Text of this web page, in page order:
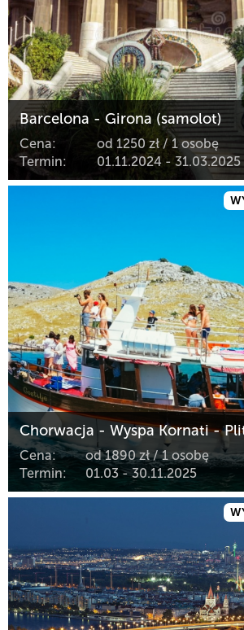
Barcelona - Girona (samolot)
Cena:
od 1250 zł / 1 osobę
Termin:
01.11.2024 - 31.03.2025
Chorwacja - Wyspa Kornati -
Cena:
od 1890 zł / 1 osobę
Termin:
01.03 - 30.11.2025